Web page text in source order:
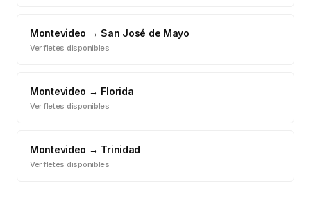
Montevideo →San José de Mayo
Ver fletes disponibles
Montevideo → Florida
Ver fletes disponibles
Montevideo → Trinidad
Ver fletes disponibles